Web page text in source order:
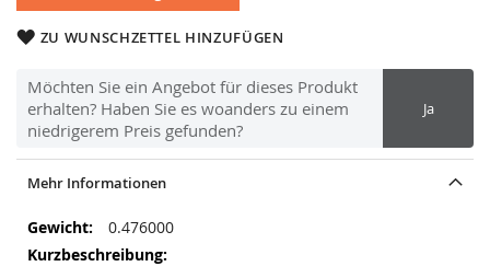
ZU WUNSCHZETTEL HINZUFÜGEN
Möchten Sie ein Angebot für dieses Produkt
erhalten? Haben Sie es woanders zu einem
niedrigerem Preis gefunden?
Ja
Mehr Informationen
Mehr
Informationen
0.476000